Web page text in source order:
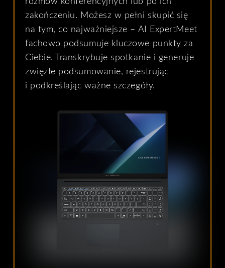
zakończeniu. Możesz w pełni skupić się
na tym, co najważniejsze – AI ExpertMeet
fachowo podsumuje kluczowe punkty za
Ciebie. Transkrybuje spotkanie i generuje
zwięzłe podsumowanie, rejestrując
i podkreślając ważne szczegóły.